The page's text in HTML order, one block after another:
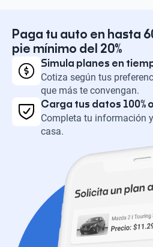
Paga tu auto en hasta
pie mínimo del 20%
Simula planes en
Cotiza según tus
que más te convengan.
Carga tus datos 100%
Completa tu información
casa.